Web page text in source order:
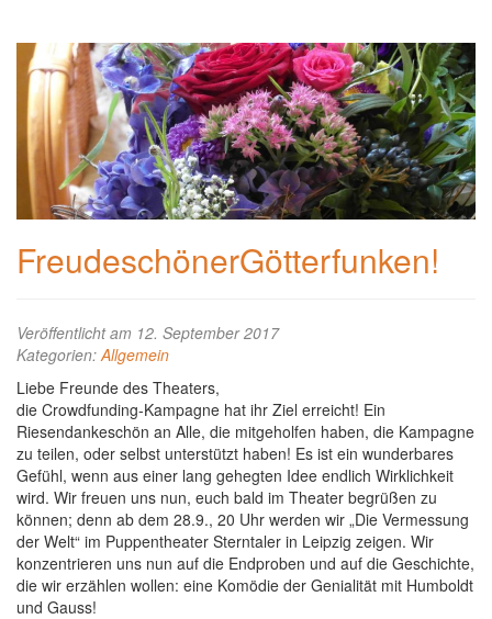
FreudeschönerGötterfunken!
Veröffentlicht am 12. September 2017
Kategorien: Allgemein
Liebe Freunde des Theaters,
die Crowdfunding-Kampagne hat ihr Ziel erreicht! Ein
Riesendankeschön an Alle, die mitgeholfen haben, die Kampagne
zu teilen, oder selbst unterstützt haben! Es ist ein wunderbares
Gefühl, wenn aus einer lang gehegten Idee endlich Wirklichkeit
wird. Wir freuen uns nun, euch bald im Theater begrüßen zu
können; denn ab dem 28.9., 20 Uhr werden wir „Die Vermessung
der Welt“ im Puppentheater Sterntaler in Leipzig zeigen. Wir
konzentrieren uns nun auf die Endproben und auf die Geschichte,
die wir erzählen wollen: eine Komödie der Genialität mit Humboldt
und Gauss!